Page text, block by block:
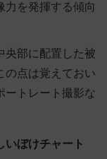
力を発揮する傾向
央部に配置した被
の点は覚えておい
ートレート撮影な
いぼけチャート